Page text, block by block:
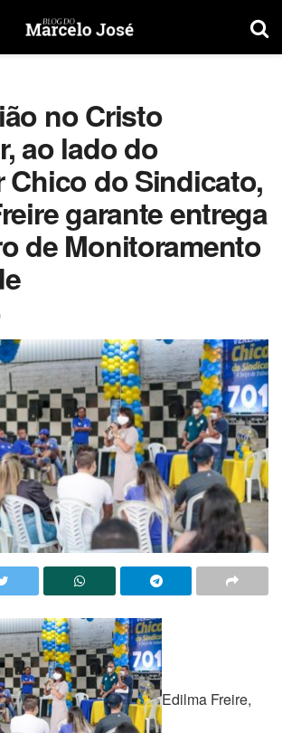
no Cristo
ao lado do
Chico do Sindicato,
garante entrega
de Monitoramento
Edilma Freire,